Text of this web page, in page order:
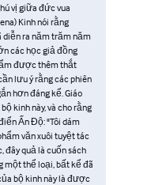
vị giữa đức vua
Kinh nói rằng
ra năm trăm năm
các học giả đồng
được thêm thắt
lưu ý rằng các phiên
hơn đáng kể. Giáo
kinh này, và cho rằng
Ấn Độ: "Tôi dám
văn xuôi tuyệt tác
đây quả là cuốn sách
một thể loại, bất kể đã
bộ kinh này là được